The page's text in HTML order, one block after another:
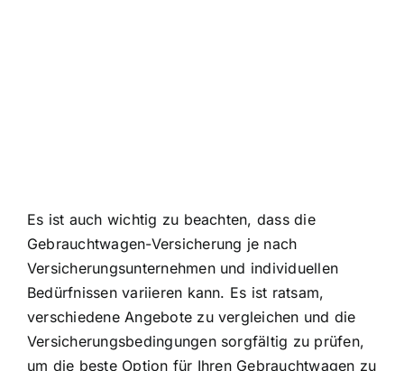
Es ist auch wichtig zu beachten, dass die
Gebrauchtwagen-Versicherung je nach
Versicherungsunternehmen und individuellen
Bedürfnissenvariieren kann. Es ist ratsam,
verschiedene Angebote zu vergleichen und die
Versicherungsbedingungen sorgfältig zu prüfen,
um die beste Option für Ihren Gebrauchtwagen zu